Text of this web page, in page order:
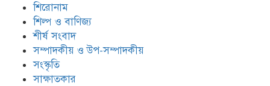
শিরোনাম
শিল্প ও বাণিজ্য
শীর্ষ সংবাদ
সম্পাদকীয় ও উপ-সম্পাদকীয়
সংস্কৃতি
সাক্ষাতকার